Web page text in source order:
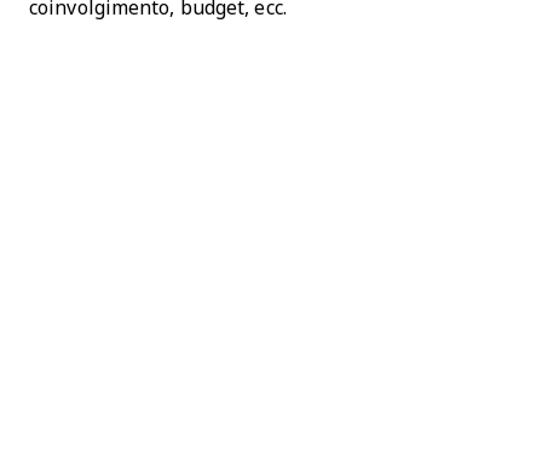
coinvolgimento, budget, ecc.